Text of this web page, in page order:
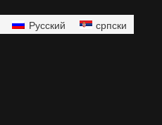
Русский српски